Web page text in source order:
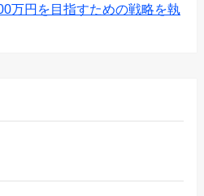
万円を目指すための戦略を執